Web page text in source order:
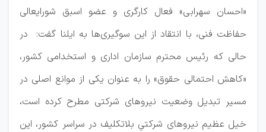
«احسان سهرابی» فعال کارگری و عضو اسبق شورایعالی
حفاظت فنی، با انتقاد از این سوگیری‌ها به ایلنا گفت: در
حالی که رئیس محترم سازمان اداری و استخدامی کشور،
«کاهش احتمالی حقوق» را به عنوان یکی از موانع اصلی در
مسیر تبدیل وضعیت نیروهای شرکتی مطرح کرده است،
خیل عظیم نیروهای شرکتیِ بلاتکلیف در سراسر کشور، این